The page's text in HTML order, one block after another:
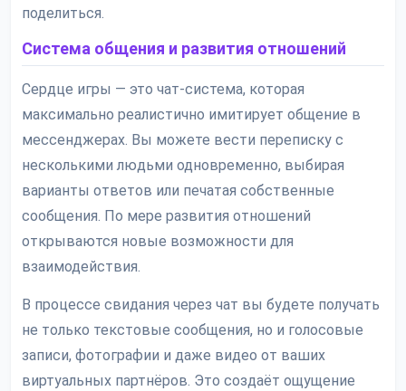
поделиться.
Система общения и развития отношений
Сердце игры — это чат-система, которая
максимально реалистично имитирует общение в
мессенджерах. Вы можете вести переписку с
несколькими людьми одновременно, выбирая
варианты ответов или печатая собственные
сообщения. По мере развития отношений
открываются новые возможности для
взаимодействия.
В процессе свидания через чат вы будете получать
не только текстовые сообщения, но и голосовые
записи, фотографии и даже видео от ваших
виртуальных партнёров. Это создаёт ощущение